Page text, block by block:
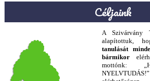
Céljaink
A Szivárvány
alapítottuk,
tanulását
bármikor
mottónk: